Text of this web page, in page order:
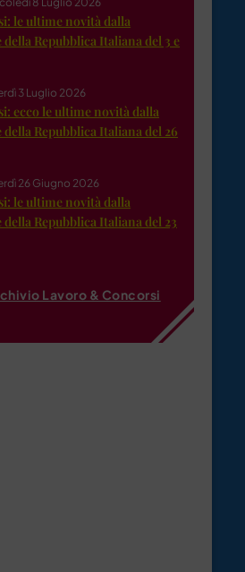
le ultime novità dalla
Repubblica Italiana del 3 e
3 Luglio 2026
ecco le ultime novità dalla
Repubblica Italiana del 26
26 Giugno 2026
le ultime novità dalla
Repubblica Italiana del 23
Lavoro & Concorsi